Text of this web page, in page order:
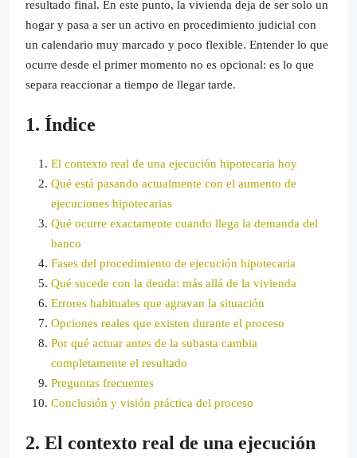
resultado final. En este punto, la vivienda deja de ser solo un
hogar y pasa a ser un activo en procedimiento judicial con
un calendario muy marcado y poco flexible. Entender lo que
ocurre desde el primer momento no es opcional: es lo que
separa reaccionar a tiempo de llegar tarde.
1. Índice
El contexto real de una ejecución hipotecaria hoy
Qué está pasando actualmente con el aumento de
ejecuciones hipotecarias
Qué ocurre exactamente cuando llega la demanda del
banco
Fases del procedimiento de ejecución hipotecaria
Qué sucede con la deuda: más allá de la vivienda
Errores habituales que agravan la situación
Opciones reales que existen durante el proceso
Por qué actuar antes de la subasta cambia
completamente el resultado
Preguntas frecuentes
Conclusión y visión práctica del proceso
2. El contexto real de una ejecución